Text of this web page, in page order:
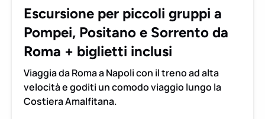
Sorrento
Roma
biglietti
inclusi
Escursione per piccoli gruppi a
Pompei, Positano e Sorrento da
Roma + biglietti inclusi
Viaggia da Roma a Napoli con il treno ad alta
velocità e goditi un comodo viaggio lungo la
Costiera Amalfitana.